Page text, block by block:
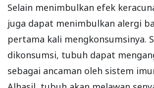
Selain menimbulkan efek
juga dapat menimbulkan alergi
pertama kali mengkonsumsinya.
dikonsumsi, tubuh dapat
sebagai ancaman oleh sistem